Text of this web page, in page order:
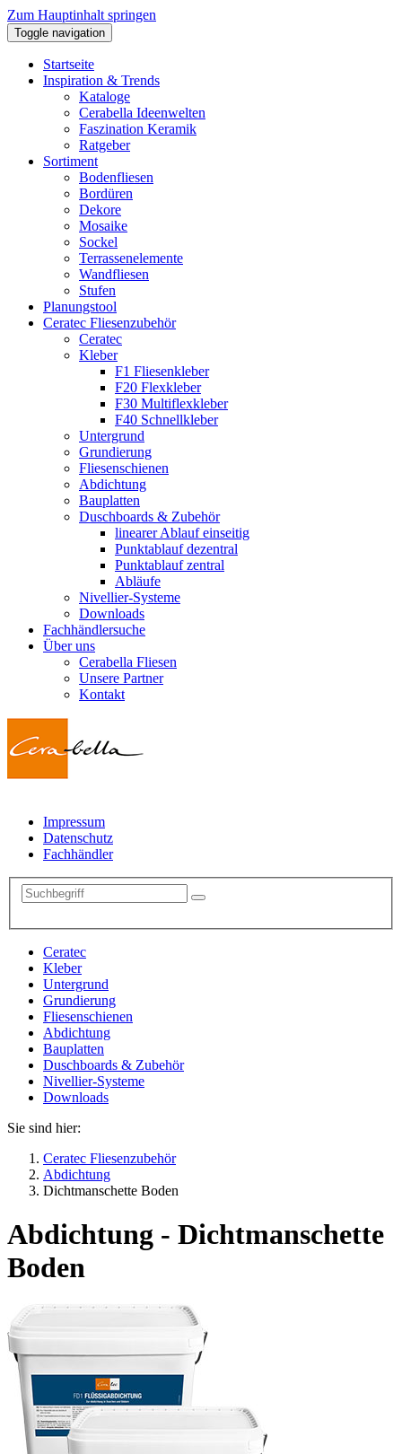
Zum Hauptinhalt springen
Toggle navigation
Startseite
Inspiration & Trends
Kataloge
Cerabella Ideenwelten
Faszination Keramik
Ratgeber
Sortiment
Bodenfliesen
Bordüren
Dekore
Mosaike
Sockel
Terrassenelemente
Wandfliesen
Stufen
Planungstool
Ceratec Fliesenzubehör
Ceratec
Kleber
F1 Fliesenkleber
F20 Flexkleber
F30 Multiflexkleber
F40 Schnellkleber
Untergrund
Grundierung
Fliesenschienen
Abdichtung
Bauplatten
Duschboards & Zubehör
linearer Ablauf einseitig
Punktablauf dezentral
Punktablauf zentral
Abläufe
Nivellier-Systeme
Downloads
Fachhändlersuche
Über uns
Cerabella Fliesen
Unsere Partner
Kontakt
Impressum
Datenschutz
Fachhändler
Ceratec
Kleber
Untergrund
Grundierung
Fliesenschienen
Abdichtung
Bauplatten
Duschboards & Zubehör
Nivellier-Systeme
Downloads
Sie sind hier:
Ceratec Fliesenzubehör
Abdichtung
Dichtmanschette Boden
Abdichtung - Dichtmanschette
Boden